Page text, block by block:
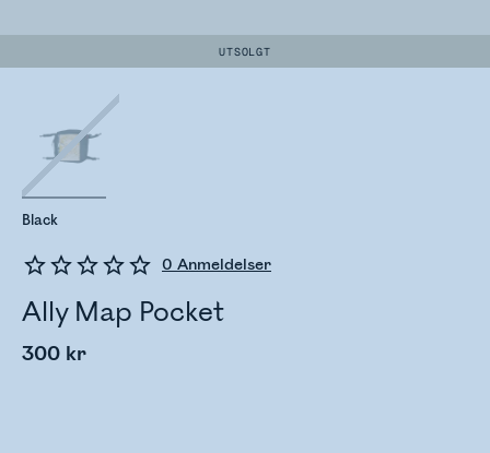
UTSOLGT
0 Anmeldelser
Ally Map Pocket
300 kr
Black